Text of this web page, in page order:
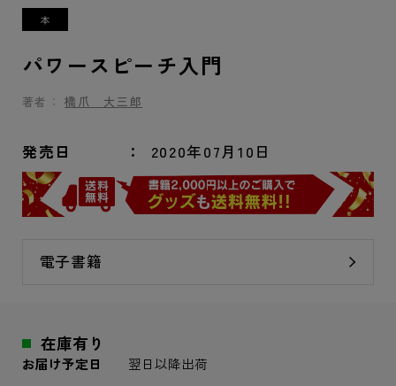
パワースピーチ入門
著者： 橋爪 大三郎
発売日 2020年07月10日
電子書籍
在庫有り
お届け予定日 翌日以降出荷